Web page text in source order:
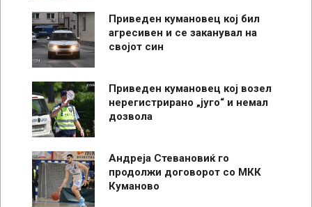
Приведен кумановец кој бил
агресивен и се заканувал на
својот син
Приведен кумановец кој возел
нерегистрирано „југо“ и немал
дозвола
Андреја Стевановиќ го
продолжи договорот со МКК
Куманово